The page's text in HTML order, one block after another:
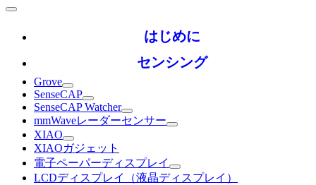
はじめに
センシング
Grove
SenseCAP
SenseCAP Watcher
mmWaveレーダーセンサー
XIAO
XIAOガジェット
電子ペーパーディスプレイ
LCDディスプレイ（液晶ディスプレイ）